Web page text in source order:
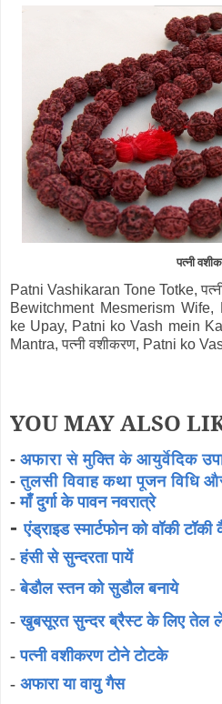
पत्नी
Patni Vashikaran Tone Totke,
Bewitchment Mesmerism
ke Upay, Patni ko Vash mein
Mantra, पत्नी वशीकरण, Patni ko
YOU MAY ALSO
- अफारा से मुक्ति के आयुर्वेदिक
-तुलसी विवाह कथा पूजन विधि
-माँ दुर्गा के पावन नवरात्रे
-एंड्राइड स्मार्टफोन को वॉकी
-हंसी से सुन्दरता पायें
- बेडौल स्तन को सुडौल बनाये
-खुबसूरत सुन्दर ब्रैस्ट के लिए तेल
-पत्नी वशीकरण टोने टोटके
- अफारा या वायु गैस